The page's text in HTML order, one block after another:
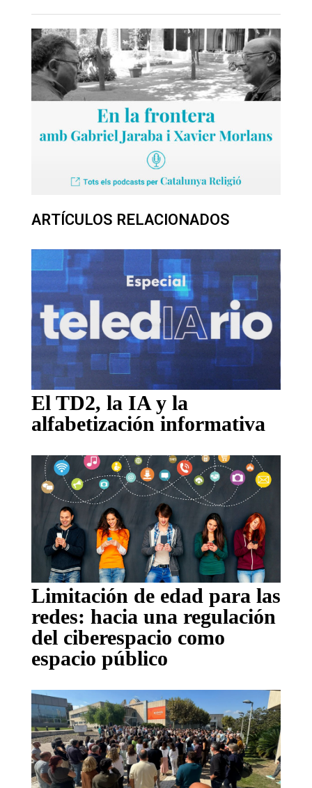
ARTÍCULOS RELACIONADOS
El TD2, la IA y la
alfabetización informativa
Limitación de edad para las
redes: hacia una regulación
del ciberespacio como
espacio público